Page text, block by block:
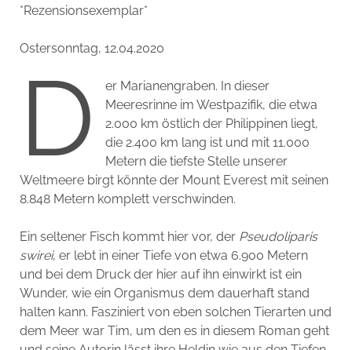
*Rezensionsexemplar*
Ostersonntag, 12.04.2020
D
er Marianengraben. In dieser
Meeresrinne im Westpazifik, die etwa
2.000 km östlich der Philippinen liegt,
die 2.400 km lang ist und mit 11.000
Metern die tiefste Stelle unserer
Weltmeere birgt könnte der Mount Everest mit seinen
8.848 Metern komplett verschwinden.
Ein seltener Fisch kommt hier vor, der Pseudoliparis
swirei, er lebt in einer Tiefe von etwa 6.900 Metern
und bei dem Druck der hier auf ihn einwirkt ist ein
Wunder, wie ein Organismus dem dauerhaft stand
halten kann. Fasziniert von eben solchen Tierarten und
dem Meer war Tim, um den es in diesem Roman geht